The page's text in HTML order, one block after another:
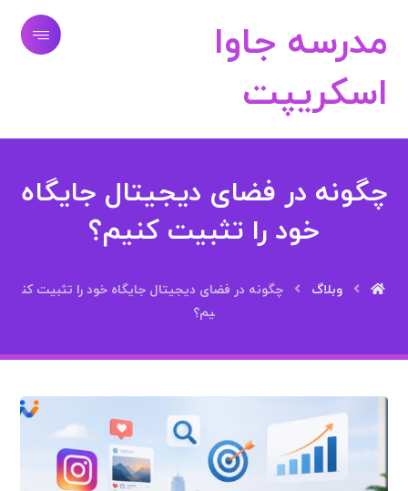
مدرسه جاوا
اسکریپت
چگونه در فضای دیجیتال جایگاه
خود را تثبیت کنیم؟
وبلاگ
چگونه در فضای دیجیتال جایگاه خود را تثبیت کن
یم؟